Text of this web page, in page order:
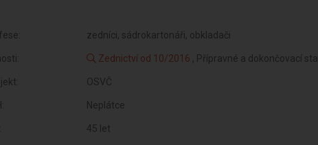
zedníci, sádrokartonáři, obkladači
Zednictví od 10/2016 , Přípravné a dokončovací
OSVČ
Neplátce
45 let